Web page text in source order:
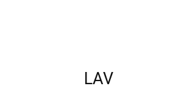
LAV